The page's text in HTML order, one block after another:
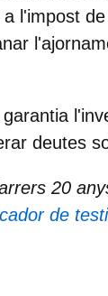
l'impost
l'
deutes
20
de